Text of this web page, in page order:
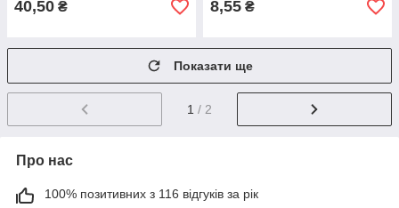
40,50 ₴ 8,55 ₴
Показати ще
1 / 2
Про нас
100% позитивних з 116 відгуків за рік